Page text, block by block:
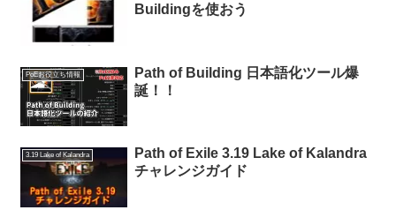
Buildingを使おう
PoEお役立ち情報
Path of Building 日本語化ツール爆
誕！！
3.19 Lake of Kalandra
Path of Exile 3.19 Lake of Kalandra
チャレンジガイド